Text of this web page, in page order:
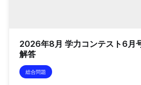
2026年8月 学力コンテスト6月
解答
総合問題